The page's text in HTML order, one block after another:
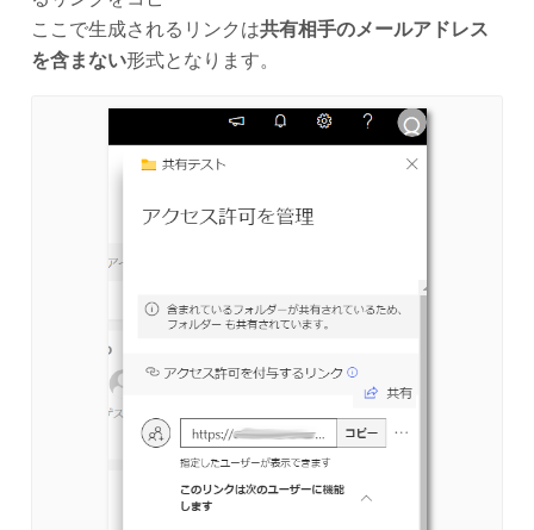
ここで生成されるリンクは共有相手のメールアドレス
を含まない形式となります。